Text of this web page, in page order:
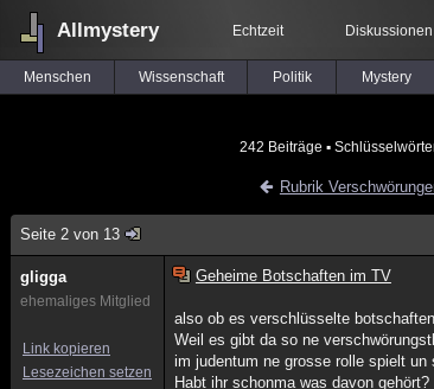
Allmystery Echtzeit Diskussionen
Menschen Wissenschaft Politik Mystery
242 Beiträge ▪
Rubrik
Seite 2 von 13
gligga
ehemaliges Mitglied
Link kopieren
Lesezeichen setzen
Geheime Botschaften im TV
also ob es verschlüsselte
Weil es gibt da so ne
im judentum ne grosse rolle spielt
Habt ihr schonma was davon gehört?